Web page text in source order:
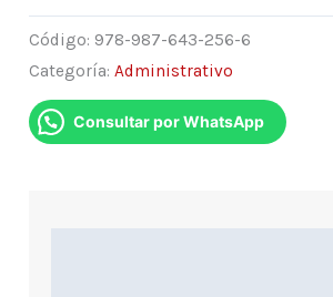
Código: 978-987-643-256-6
Categoría:Administrativo
Consultar por WhatsApp